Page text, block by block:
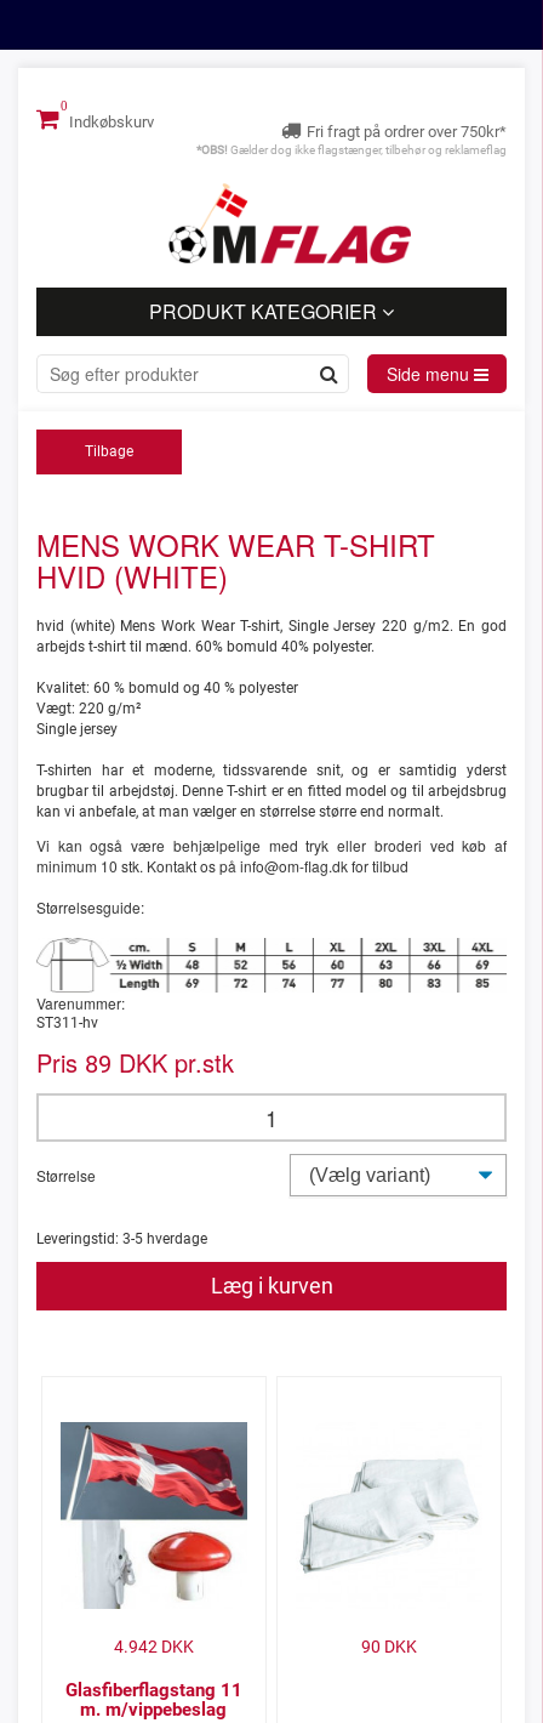
Indkøbskurv
Fri fragt på ordrer over 750kr*
*OBS! Gælder dog ikke flagstænger, tilbehør og reklameflag
PRODUKT KATEGORIER
Side menu
Tilbage
MENS WORK WEAR T-SHIRT
HVID (WHITE)
hvid (white) Mens Work Wear T-shirt, Single Jersey 220 g/m2. En god
arbejds t-shirt til mænd. 60% bomuld 40% polyester.
Kvalitet: 60 % bomuld og 40 % polyester
Vægt: 220 g/m²
Single jersey
T-shirten har et moderne, tidssvarende snit, og er samtidig yderst
brugbar til arbejdstøj. Denne T-shirt er en fitted model og til arbejdsbrug
kan vi anbefale, at man vælger en størrelse større end normalt.
Vi kan også være behjælpelige med tryk eller broderi ved køb af
minimum 10 stk. Kontakt os på info@om-flag.dk for tilbud
Størrelsesguide:
Varenummer:
ST311-hv
Pris 89 DKK pr.stk
Størrelse
Leveringstid: 3-5 hverdage
Læg i kurven
Glasfiberflagstang 11
m. m/vippebeslag
4.942DKK 90 DKK